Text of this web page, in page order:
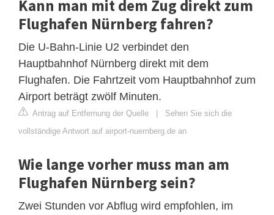
Kann man mit dem Zug direkt zum
Flughafen Nürnberg fahren?
Die U-Bahn-Linie U2 verbindet den
Hauptbahnhof Nürnberg direkt mit dem
Flughafen. Die Fahrtzeit vom Hauptbahnhof zum
Airport beträgt zwölf Minuten.
Antrag auf Entfernung der Quelle
Sehen Sie sich die
vollständige Antwort auf airport-nuernberg.de an
Wie lange vorher muss man am
Flughafen Nürnberg sein?
Zwei Stunden vor Abflug wird empfohlen, im